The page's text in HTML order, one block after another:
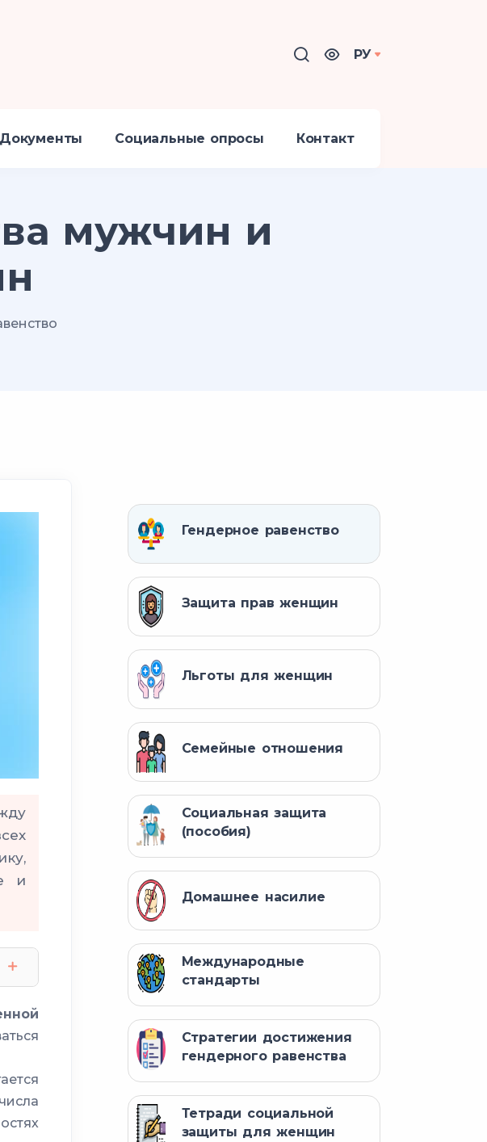
РУ
Документы Социальные опросы Контакт
мужчин и
и
Гендерное равенство
Защита прав женщин
Льготы для женщин
Семейные отношения
Социальная защита
(пособия)
Домашнее насилие
Международные
стандарты
Стратегии достижения
гендерного равенства
Тетради социальной
защиты для женщин